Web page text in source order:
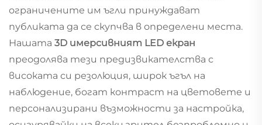
ограничените им ъгли принуждават
публиката да се скупчва в определени места.
Нашата 3D имерсивният LED екран
преодолява тези предизвикателства с
високата си резолюция, широк ъгъл на
наблюдение, богат контраст на цветовете и
персонализирани възможности за настройка,